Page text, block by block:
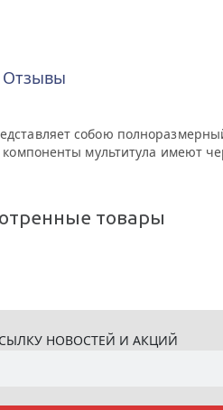
Отзывы
собою
компоненты мультитула имеют
товары
НОВОСТЕЙ И АКЦИЙ